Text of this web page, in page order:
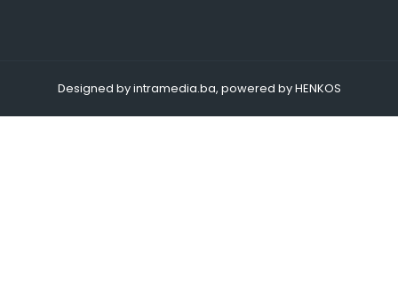
Designed by intramedia.ba, powered by HENKOS